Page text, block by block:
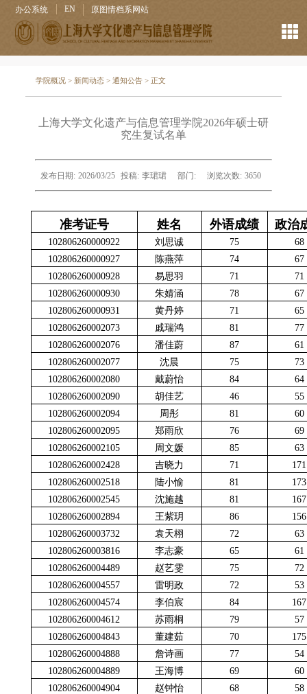
办公系统 EN 原图情档系网站
学院概况 > 新闻动态 >通知公告 > 正文
上海大学文化遗产与信息管理学院2026年硕士研
究生复试名单
发布日期: 2026/03/25 投稿: 李珺珺 部门: 浏览次数: 3650
准考证号 姓名 外语成绩 政治
102806260000922 刘思诚 75
68
102806260000927
陈燕萍 74
67
102806260000928
易思羽 71
71
102806260000930
朱婧涵 78
67
102806260000931
黄丹婷 71
65
102806260002073
戚瑞鸿 81
77
102806260002076
潘佳蔚 87
61
102806260002077
沈晨 75
73
102806260002080
戴蔚怡 84
64
102806260002090
胡佳艺 46
55
102806260002094
周彤 81
60
102806260002095
郑雨欣 76
69
102806260002105
周文媛 85
63
102806260002428
吉晓力 71
171
102806260002518
陆小愉 81
173
102806260002545
沈施越 81
167
102806260002894
王紫玥 86
156
102806260003732
袁天栩 72
63
102806260003816
李志豪 65
61
102806260004489
赵艺雯 75
72
102806260004557
雷明政 72
53
102806260004574
李伯宸 84
167
102806260004612
苏雨桐 79
57
102806260004843
董建茹 70
175
102806260004888
詹诗画 77
54
102806260004889
王海博 69
60
102806260004904
赵钟怡 68
58